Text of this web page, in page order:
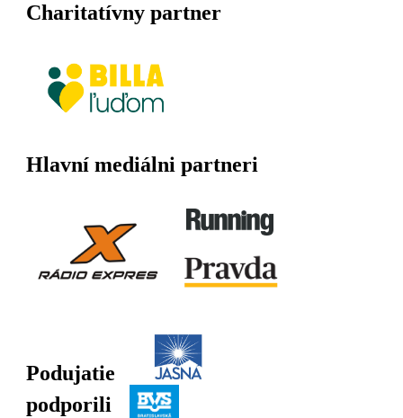
Charitatívny partner
Hlavní mediálni partneri
Podujatie
podporili